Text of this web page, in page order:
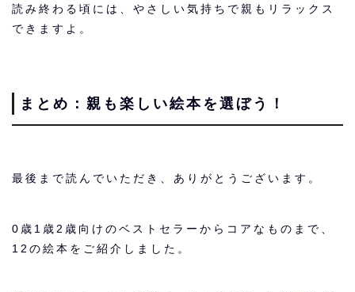
読み終わる頃には、やさしい気持ちで親もリラックス
できますよ。
まとめ：親も楽しい絵本を選ぼう！
最後まで読んでいただき、ありがとうございます。
0歳1歳2歳向けのベストセラーからコアなものまで、
12の絵本をご紹介しました。